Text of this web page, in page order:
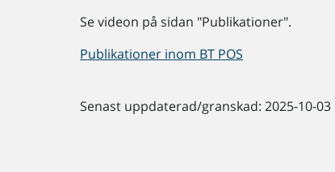
Se videon på sidan "Publikationer".
Publikationer inom BT POS
Senast uppdaterad/granskad: 2025-10-03